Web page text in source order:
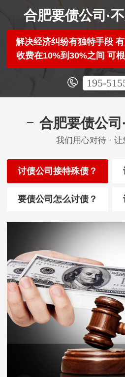
合肥要债公司·
解决经济纠纷有独特手段
收费在10%到30%之间 可
195-
合肥要债公司
我们用心对待 ·
讨债公司接特殊债？
要债公司怎么讨债？